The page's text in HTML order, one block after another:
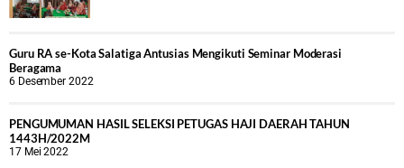
Guru RA se-Kota Salatiga Antusias Mengikuti Seminar Moderasi
Beragama
6 Desember 2022
PENGUMUMAN HASIL SELEKSI PETUGAS HAJI DAERAH TAHUN
1443H/2022M
17 Mei 2022